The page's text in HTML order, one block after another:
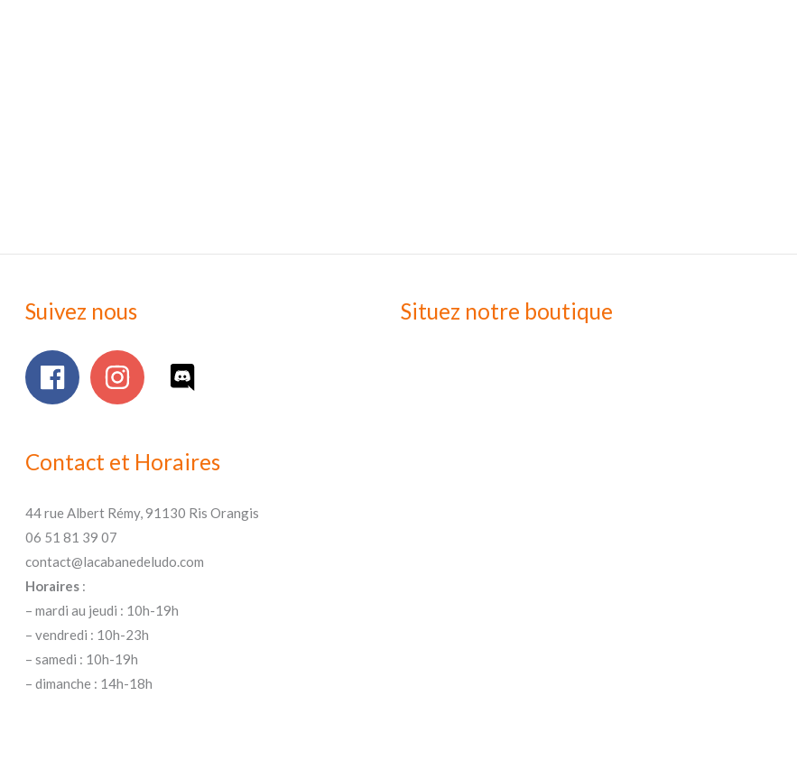
Suivez nous
Contact et Horaires
44 rue Albert Rémy, 91130 Ris Orangis
06 51 81 39 07
contact@lacabanedeludo.com
Horaires:
– mardi au jeudi : 10h-19h
– vendredi : 10h-23h
– samedi : 10h-19h
– dimanche : 14h-18h
Situez notre boutique